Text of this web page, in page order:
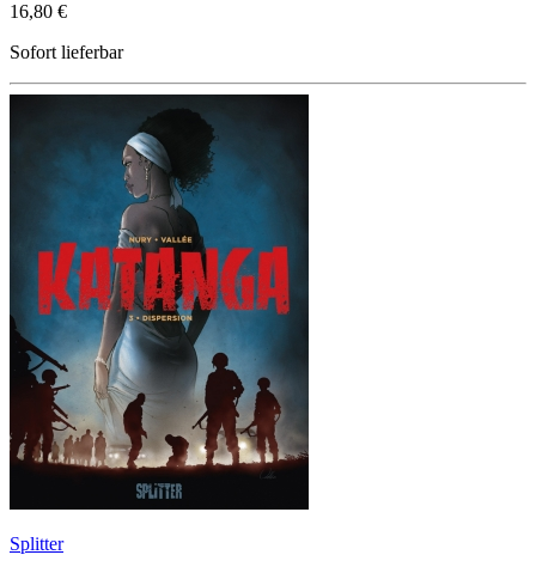
16,80 €
Sofort lieferbar
Splitter